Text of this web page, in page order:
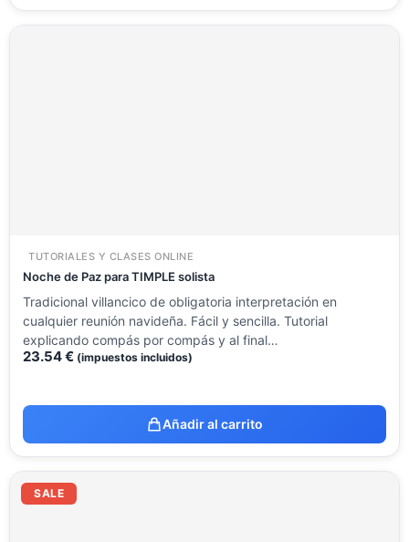
TUTORIALES Y CLASES ONLINE
Noche de Paz para TIMPLE solista
Tradicional villancico de obligatoria interpretación en
cualquier reunión navideña. Fácil y sencilla. Tutorial
explicando compás por compás y al final…
23.54€ (impuestos incluidos)
Añadir al carrito
SALE